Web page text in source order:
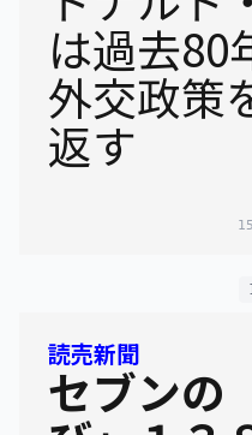
は過去80
外交政策
返す
読売新聞
セブンの